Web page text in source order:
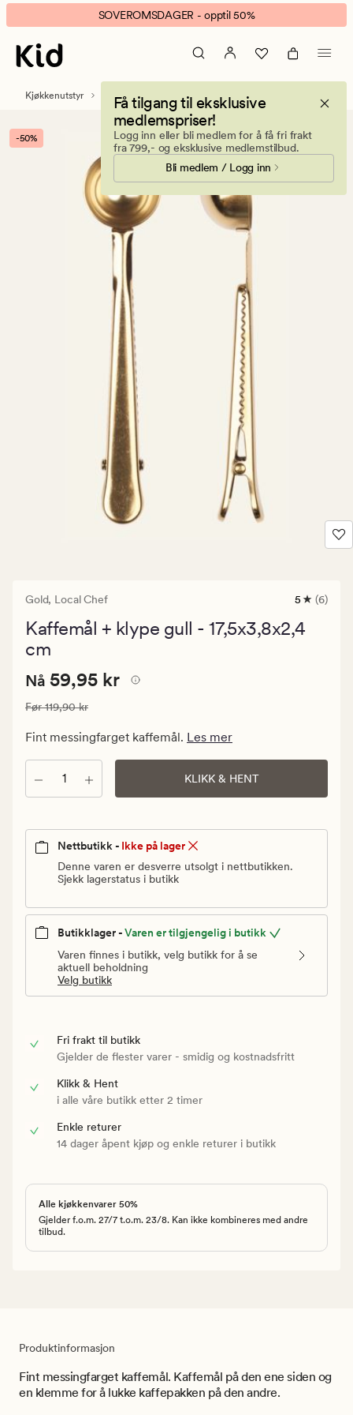
Gold
kaffemål
klype
banner.
Klikk
ESCAPE
pause.
SOVEROMSDAGER - opptil 50%
Få tilgang til eksklusive
medlemspriser!
Logg inn eller bli medlem for å få fri frakt
fra 799,- og eksklusive medlemstilbud.
Bli medlem / Logg inn
Kjøkkenutstyr Bestikk og kjøkkenredskap
-50%
Gold, Local Chef
6
med
5 (6)
Kaffemål + klype gull - 17,5x3,8x2,4
cm
Nåværende
59,95
kr.
Nåværende pris
Nå 59,95 kr
Vanlig pris 119,90 kr
Før119,90 kr
Fint messingfarget kaffemål. Les mer
Antall KLIKK & HENT
Nettbutikk - Ikke på lager
Denne varen er desverre utsolgt i nettbutikken.
Sjekk lagerstatus i butikk
Butikklager -Varen er tilgjengelig i butikk
Varen finnes i butikk, velg butikk for å se
aktuell beholdning
Velg butikk
Fri frakt til butikk
Gjelder de flester varer - smidig og kostnadsfritt
Klikk & Hent
i alle våre butikk etter 2 timer
Enkle returer
14 dager åpent kjøp og enkle returer i butikk
Alle kjøkkenvarer 50%
Gjelder f.o.m. 27/7 t.o.m. 23/8. Kan ikke kombineres med andre
tilbud.
Produktinformasjon
Fint messingfarget kaffemål. Kaffemål på den ene siden og
en klemme for å lukke kaffepakken på den andre.